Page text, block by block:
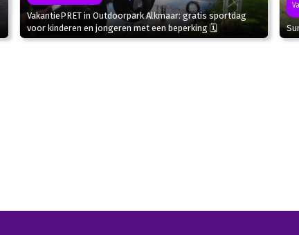
VakantiePRET in Outdoorpark Alkmaar: gratis sportdag
voor kinderen en jongeren met een beperking 🗓